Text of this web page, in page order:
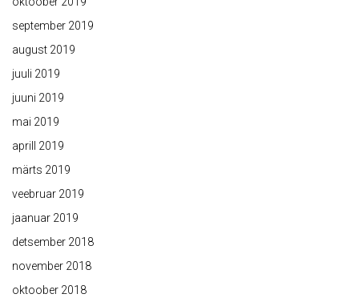
september 2019
august 2019
juuli 2019
juuni 2019
mai 2019
aprill 2019
märts 2019
veebruar 2019
jaanuar 2019
detsember 2018
november 2018
oktoober 2018